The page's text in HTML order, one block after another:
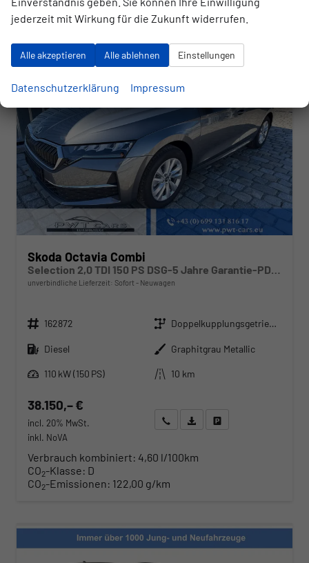
CO -Emissionen:121,00 g/km
Skoda Octavia Combi
Selection 2,0 TDI 150 PS DSG-5 Jahre Garantie-PDC vorne und hinten-Kamera-Sitzheizung-Navi-Sofort
unverbindliche Lieferzeit: Sofort Neuwagen
Fahrzeugnr. 162872 Getriebe
Doppelkupplungsgetriebe (DSG)
Kraftstoff Diesel Außenfarbe Graphitgrau Metallic
Leistung
110 kW (150 PS) Kilometerstand 10 km
38.150,– €
incl. 20% MwSt.
inkl. NoVA
Wir rufen Sie anAngebot drucken (PDF)
Verbrauch kombiniert: 4,60 l/100km
CO2-Klasse: D
CO2-Emissionen: 122,00 g/km
jederzeit mit Wirkung für die Zukunft widerrufen.
Alle akzeptieren Alle ablehnen Einstellungen
Datenschutzerklärung Impressum